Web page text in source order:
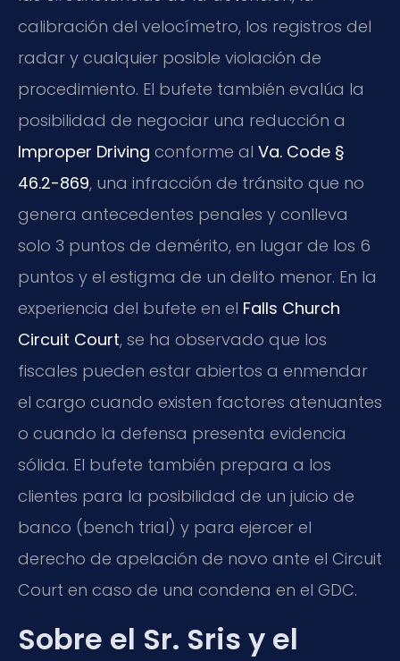
calibración del velocímetro, los registros del
radar y cualquier posible violación de
procedimiento. El bufete también evalúa la
posibilidad de negociar una reducción a
Improper Driving conforme al Va. Code §
46.2-869, una infracción de tránsito que no
genera antecedentes penales y conlleva
solo 3 puntos de demérito, en lugar de los 6
puntos y el estigma de un delito menor. En la
experiencia del bufete en el Falls Church
Circuit Court, se ha observado que los
fiscales pueden estar abiertos a enmendar
el cargo cuando existen factores atenuantes
o cuando la defensa presenta evidencia
sólida. El bufete también prepara a los
clientes para la posibilidad de un juicio de
banco (bench trial) y para ejercer el
derecho de apelación de novo ante el Circuit
Court en caso de una condena en el GDC.
Sobre el Sr. Sris y el